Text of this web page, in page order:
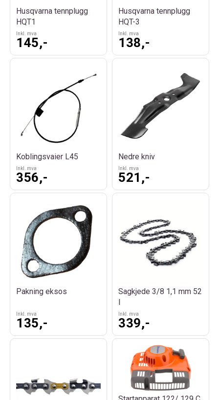
Husqvarna tennplugg
HQT1
Inkl. mva
145,-
Husqvarna tennplugg
HQT-3
Inkl. mva
138,-
Koblingsvaier L45
Inkl. mva
356,-
Nedre kniv
Inkl. mva
521,-
Pakning eksos
Inkl. mva
135,-
Sagkjede 3/8 1,1 mm 52
l
Inkl. mva
339,-